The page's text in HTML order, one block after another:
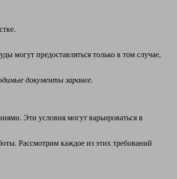
могут предоставляться только в том случае,
документы заранее.
Эти условия могут варьироваться в
Рассмотрим каждое из этих требований